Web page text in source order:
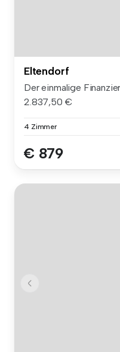
Eltendorf
Der einmalige
2.837,50 €
4 Zimmer
€ 879